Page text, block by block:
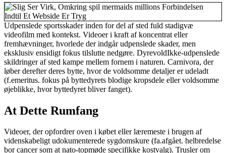
Udpenslede sportsskader inden for del af sted fuld stadigvæ
videofilm med kontekst. Videoer i kraft af koncentrat eller
fremhævninger, hvorlede der indgår udpenslede skader, men
eksklusiv ensidigt fokus tilslutte nedgøre. DyrevoldIkke-udpenslede
skildringer af sted kampe mellem fornem i naturen. Carnivora, der
løber derefter deres bytte, hvor de voldsomme detaljer er udeladt
(f.emeritus. fokus på byttedyrets blodige kropsdele eller voldsomme
øjeblikke, hvor byttedyret bliver fanget).
At Dette Rumfang
Videoer, der opfordrer oven i købet eller læremeste i brugen af
videnskabeligt udokumenterede sygdomskure (fa.afgået. helbredelse
bor cancer som at nato-topmøde specifikke kostvalg). Trusler om